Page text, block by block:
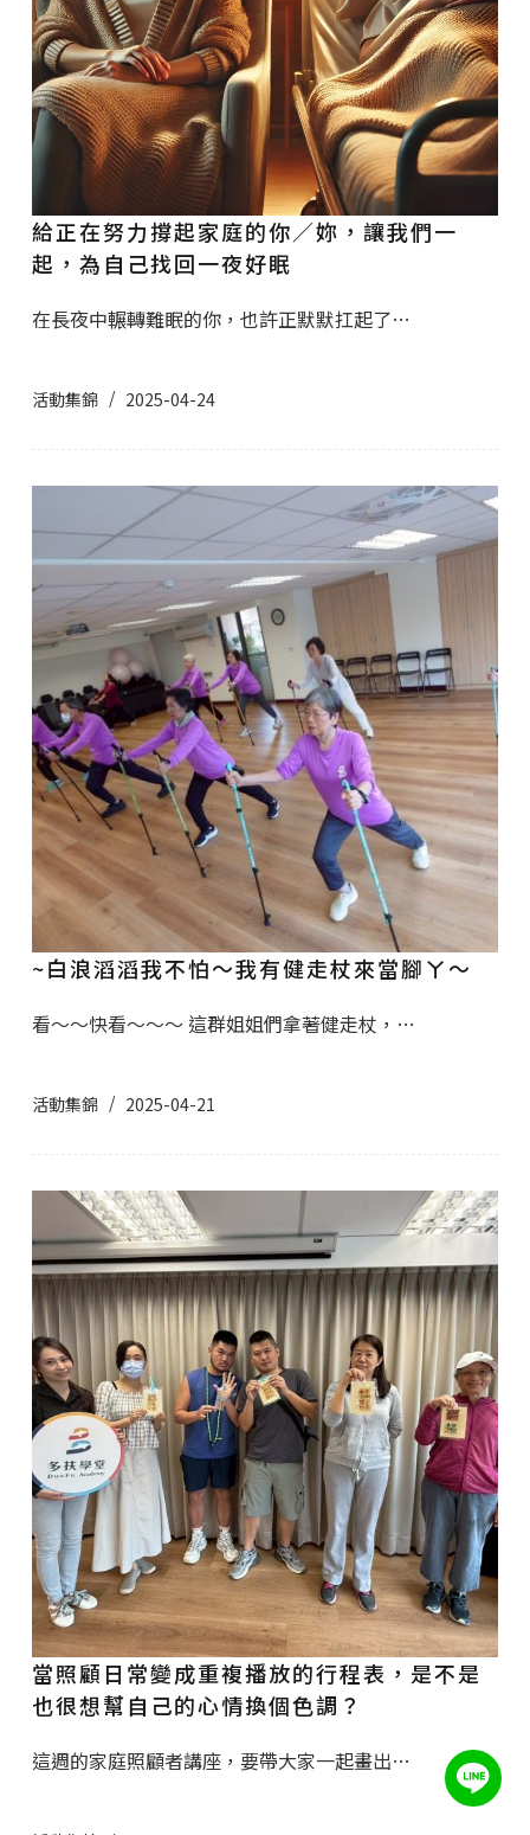
給正在努力撐起家庭的你／妳，讓我們一
起，為自己找回一夜好眠
在長夜中輾轉難眠的你，也許正默默扛起了…
活動集錦 2025-04-24
~白浪滔滔我不怕～我有健走杖來當腳ㄚ～
看～～快看～～～ 這群姐姐們拿著健走杖，…
活動集錦 2025-04-21
當照顧日常變成重複播放的行程表，是不是
也很想幫自己的心情換個色調？
這週的家庭照顧者講座，要帶大家一起畫出…